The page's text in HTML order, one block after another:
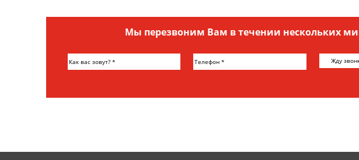
Мы перезвоним Вам в течении нескольких